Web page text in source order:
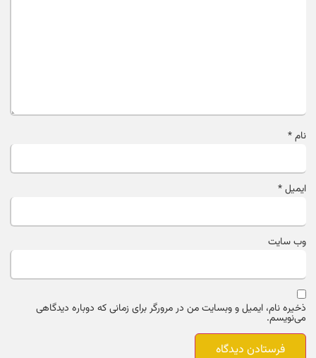
نام*
ایمیل*
وب‌ سایت
ذخیره نام، ایمیل و وبسایت من در مرورگر برای زمانی که دوباره دیدگاهی
می‌نویسم.